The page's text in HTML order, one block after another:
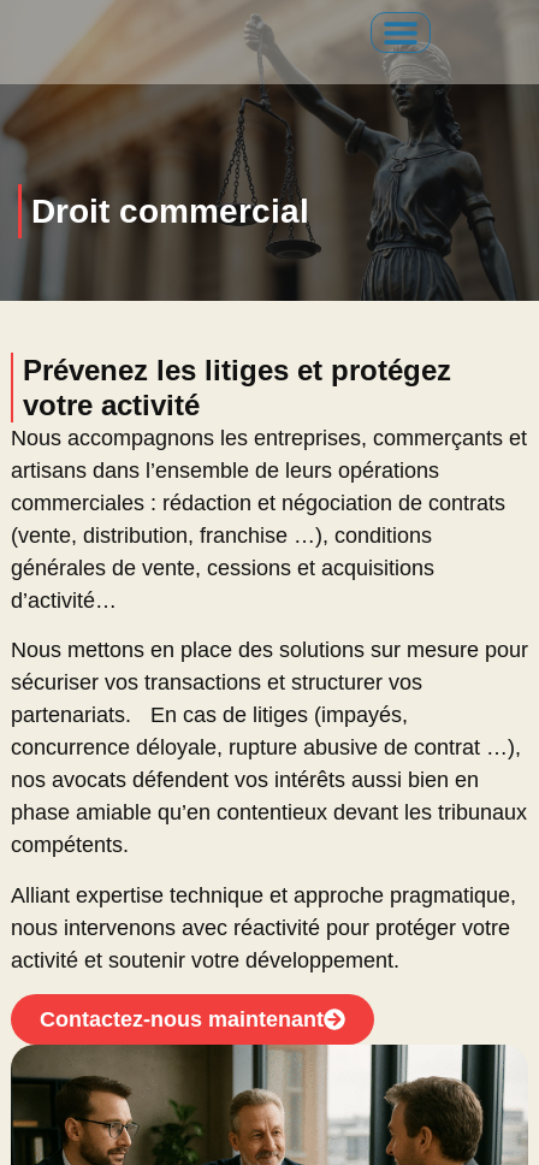
Droit commercial​
Prévenez les litiges et protégez
votre activité
Nous accompagnons les entreprises, commerçants et
artisans dans l’ensemble de leurs opérations
commerciales : rédaction et négociation de contrats
(vente, distribution, franchise …), conditions
générales de vente, cessions et acquisitions
d’activité…
Nous mettons en place des solutions sur mesure pour
sécuriser vos transactions et structurer vos
partenariats. En cas de litiges (impayés,
concurrence déloyale, rupture abusive de contrat …),
nos avocats défendent vos intérêts aussi bien en
phase amiable qu’en contentieux devant les tribunaux
compétents.
Alliant expertise technique et approche pragmatique,
nous intervenons avec réactivité pour protéger votre
activité et soutenir votre développement.
Contactez-nous maintenant